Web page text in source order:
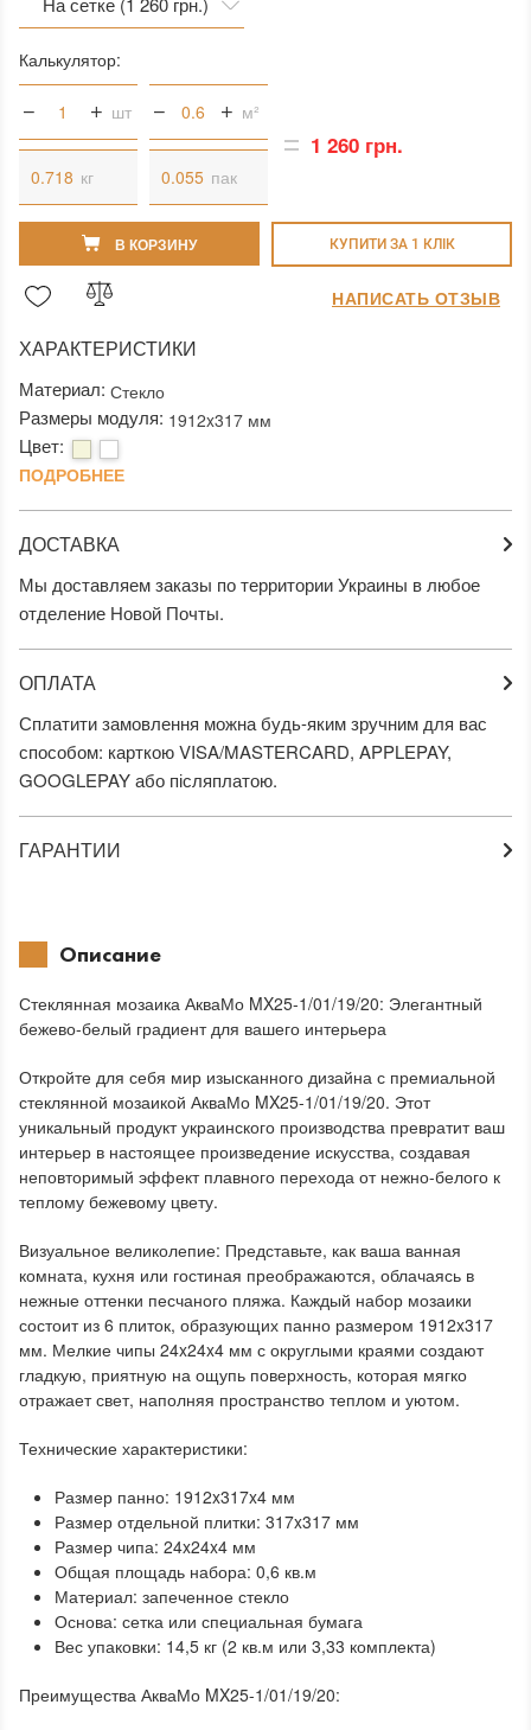
На бумаге (1 260 грн.)
Калькулятор:
шт м²
кг пак
1 260 грн.
В КОРЗИНУ КУПИТИ ЗА 1 КЛIК
ХАРАКТЕРИСТИКИ
Материал: Стекло
Размеры модуля: 1912x317 мм
Цвет:
ПОДРОБНЕЕ
ДОСТАВКА
Мы доставляем заказы по территории Украины в любое
отделение Новой Почты.
ОПЛАТА
Сплатити замовлення можна будь-яким зручним для вас
способом: карткою VISA/MASTERCARD, APPLEPAY,
GOOGLEPAY або післяплатою.
ГАРАНТИИ
НАПИСАТЬ ОТЗЫВ
Описание
Стеклянная мозаика АкваМо MX25-1/01/19/20: Элегантный
бежево-белый градиент для вашего интерьера
Откройте для себя мир изысканного дизайна с премиальной
стеклянной мозаикой АкваМо MX25-1/01/19/20. Этот
уникальный продукт украинского производства превратит ваш
интерьер в настоящее произведение искусства, создавая
неповторимый эффект плавного перехода от нежно-белого к
теплому бежевому цвету.
Визуальное великолепие: Представьте, как ваша ванная
комната, кухня или гостиная преображаются, облачаясь в
нежные оттенки песчаного пляжа. Каждый набор мозаики
состоит из 6 плиток, образующих панно размером 1912x317
мм. Мелкие чипы 24x24x4 мм с округлыми краями создают
гладкую, приятную на ощупь поверхность, которая мягко
отражает свет, наполняя пространство теплом и уютом.
Технические характеристики:
Размер панно: 1912x317x4 мм
Размер отдельной плитки: 317x317 мм
Размер чипа: 24x24x4 мм
Общая площадь набора: 0,6 кв.м
Материал: запеченное стекло
Основа: сетка или специальная бумага
Вес упаковки: 14,5 кг (2 кв.м или 3,33 комплекта)
Преимущества АкваМо MX25-1/01/19/20: